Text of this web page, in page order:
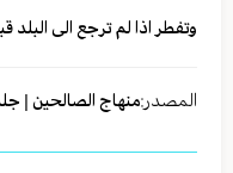
وتفطر اذا لم ترجع الى البلد
المصدر:منهاج الصالحين | جلد